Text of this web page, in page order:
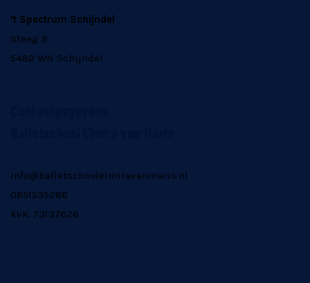
’t Spectrum Schijndel
Steeg 9
5482 WN Schijndel
info@balletschoolelmiravanmaris.nl
0651535286
KvK: 73137626